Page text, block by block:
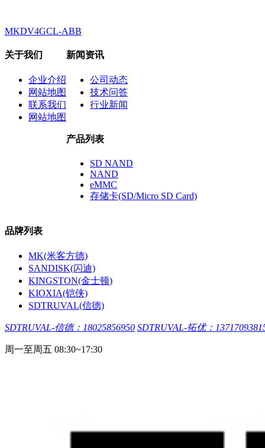
MKDV4GCL-ABB
关于我们
企业介绍
网站地图
联系我们
网站地图
新闻资讯
公司动态
技术问答
行业新闻
产品列表
SD NAND
NAND
eMMC
存储卡(SD/Micro SD Card)
品牌列表
MK(米客方德)
SANDISK(闪迪)
KINGSTON(金士顿)
KIOXIA(铠侠)
SDTRUVAL(信德)
SDTRUVAL-信德：18025856950 SDTRUVAL-拓优：
周一至周五 08:30~17:30